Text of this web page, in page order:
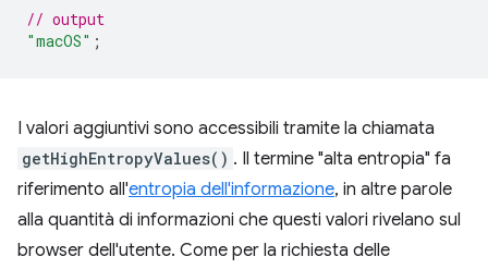
// output
"macOS" ;
I valori aggiuntivi sono accessibili tramite la chiamata
getHighEntropyValues() . Il termine "alta entropia" fa
riferimento all'entropia dell'informazione, in altre parole
alla quantità di informazioni che questi valori rivelano sul
browser dell'utente. Come per la richiesta delle